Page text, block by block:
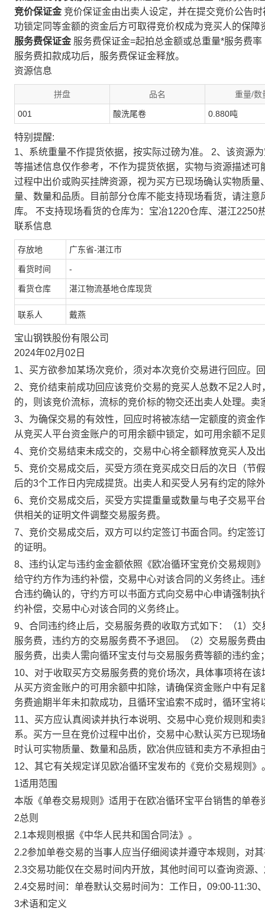
竞价保证金 竞价保证金由出卖人设定，并在提交竞价公告
功锁定同等金额的资金后方可取得竞价权成为竞买人的保障
服务费保证金 服务费保证金=起拍总金额或总重量*服务费率
服务费扣款成功后，服务费保证金释放。
资源信息
拼盘 品名 重量/数
001 酸洗尾卷 0.880吨
特别提醒:
1、系统重量不作提货依据，按实际过磅为准。 2、该资源
等描述信息仅作参考，不作为提货依据，实物与资源描述
过程中出价或购买挂牌资源，视为买方已现场确认实物质
量、数量和品质。目前部分仓库不能支持现场看货，请注
库。 不支持现场看货的仓库为：宝冶1220仓库、湛江2250
联系信息
存放地 广东省-湛江市
看货时间 -
看货仓库 湛江物流基地仓库现货
联系人 戴燕
宝山钢铁股份有限公司
2024年02月02日
1、买方欲参加某场次竞价，须对本次竞价交易进行回应。
2、竞价结束前成功回应该竞价交易的竞买人总数不足2人
的，则该竞价流标，流标的竞价标的物交还出卖人处理。
3、为确保交易的有效性，回应时将被冻结一定额度的资金
从竞买人平台资金账户的可用余额中锁定，如可用余额不足
4、竞价交易结束未成交的，交易中心将全额释放竞买人及
5、竞价交易成交后，买受方须在竞买成交日后的次日（节
后的3个工作日内完成提货。出卖人和买受人另有约定的除
6、竞价交易成交后，买受方实提重量或数量与电子交易平
供相关的证明文件调整交易服务费。
7、竞价交易成交后，双方可以约定签订书面合同。约定签
的证明。
8、违约认定与违约金金额依照《欧冶循环宝竞价交易规则
给守约方作为违约补偿，交易中心对该合同的义务终止。
合违约确认的，守约方可以书面方式向交易中心申请强制
约补偿，交易中心对该合同的义务终止。
9、合同违约终止后，交易服务费的收取方式如下：（1）
服务费，违约方的交易服务费不予退回。（2）交易服务费
服务费，出卖人需向循环宝支付与交易服务费等额的违约
10、对于收取买方交易服务费的竞价场次，具体事项将在
从买方资金账户的可用余额中扣除，请确保资金账户中有
务费逾期半年未扣款成功，且循环宝追索不成时，循环宝将
11、买方应认真阅读并执行本说明、交易中心竞价规则和
系。买方一旦在竞价过程中出价，交易中心默认买方已现
时认可实物质量、数量和品质，欧冶供应链和卖方不承担由
12、其它有关规定详见欧冶循环宝发布的《竞价交易规则》
1适用范围
本版《单卷交易规则》适用于在欧冶循环宝平台销售的单卷
2总则
2.1本规则根据《中华人民共和国合同法》。
2.2参加单卷交易的当事人应当仔细阅读并遵守本规则，对
2.3交易功能仅在交易时间内开放，其他时间可以查询资源
2.4交易时间：单卷默认交易时间为：工作日，09:00-11:30
3术语和定义